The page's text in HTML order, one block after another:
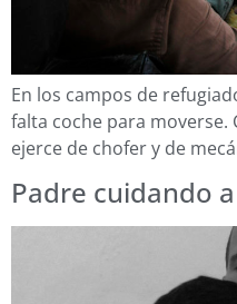
En los campos de
falta coche para moverse.
ejerce de chofer y de
Padre cuidando